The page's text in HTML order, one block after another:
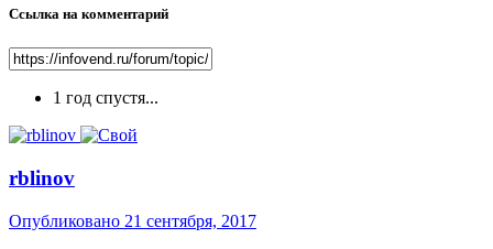
Ссылка на комментарий
1 год спустя...
rblinov
Опубликовано 21 сентября, 2017